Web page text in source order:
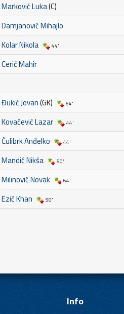
Marković Luka(C)
Damjanović Mihajlo
Kolar Nikola 44'
Cerić Mahir
Đukić Jovan(GK) 64'
Kovačević Lazar 44'
Ćulibrk Anđelko 44'
Mandić Nikša 50'
Milinović Novak 64'
Ezić Khan 50'
Info